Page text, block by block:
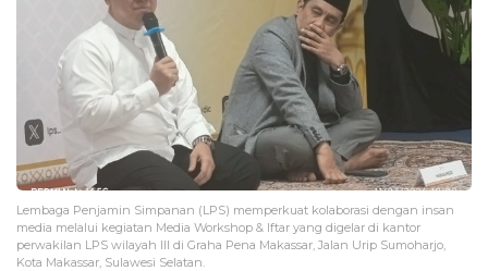
Lembaga Penjamin Simpanan (LPS) memperkuat kolaborasi dengan insan
media melalui kegiatan Media Workshop & Iftar yang digelar di kantor
perwakilan LPS wilayah III di Graha Pena Makassar, Jalan Urip Sumoharjo,
Kota Makassar, Sulawesi Selatan.